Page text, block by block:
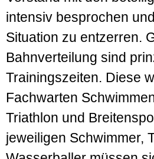
intensiv besprochen
Situation zu entzerren.
Bahnverteilung sind
Trainingszeiten. Diese
Fachwarten
Triathlon und
jeweiligen Schwimmer,